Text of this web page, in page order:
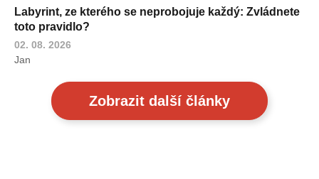
Labyrint, ze kterého se neprobojuje každý: Zvládnete
toto pravidlo?
02. 08. 2026
Jan
Zobrazit další články